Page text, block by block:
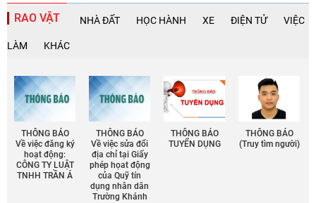
RAO VẶT NHÀ ĐẤT HỌC HÀNH XE ĐIỆN TỬ VIỆC
LÀM KHÁC
THÔNG BÁO
Về việc đăng ký
hoạt động:
CÔNG TY LUẬT
TNHH TRẦN Á
THÔNG BÁO
Về việc sửa đổi
địa chỉ tại Giấy
phép họat động
của Quỹ tín
dụng nhân dân
Trường Khánh
THÔNG BÁO
TUYỂN DỤNG
THÔNG BÁO
(Truy tìm người)